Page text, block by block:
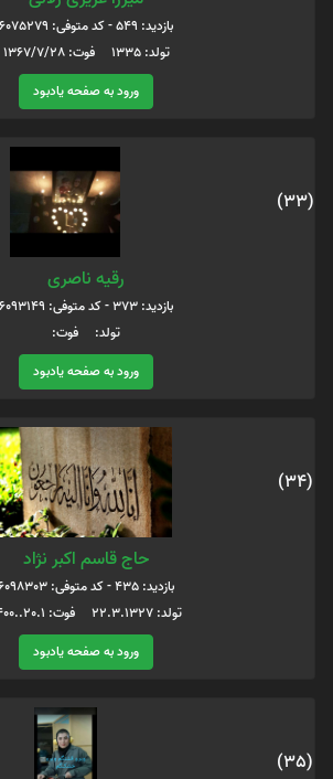
بازدید: 549 - کد متوفی: 6075279
تولد: 1335 فوت: 1367/7/28
ورود به صفحه یادبود
(33)
رقیه ناصری
بازدید: 373 - کد متوفی: 6093149
تولد: فوت:
ورود به صفحه یادبود
(34)
حاج قاسم اکبر نژاد
بازدید: 435 - کد متوفی: 6098303
تولد: 22.3.1327 فوت: 20.1..1400
ورود به صفحه یادبود
(35)